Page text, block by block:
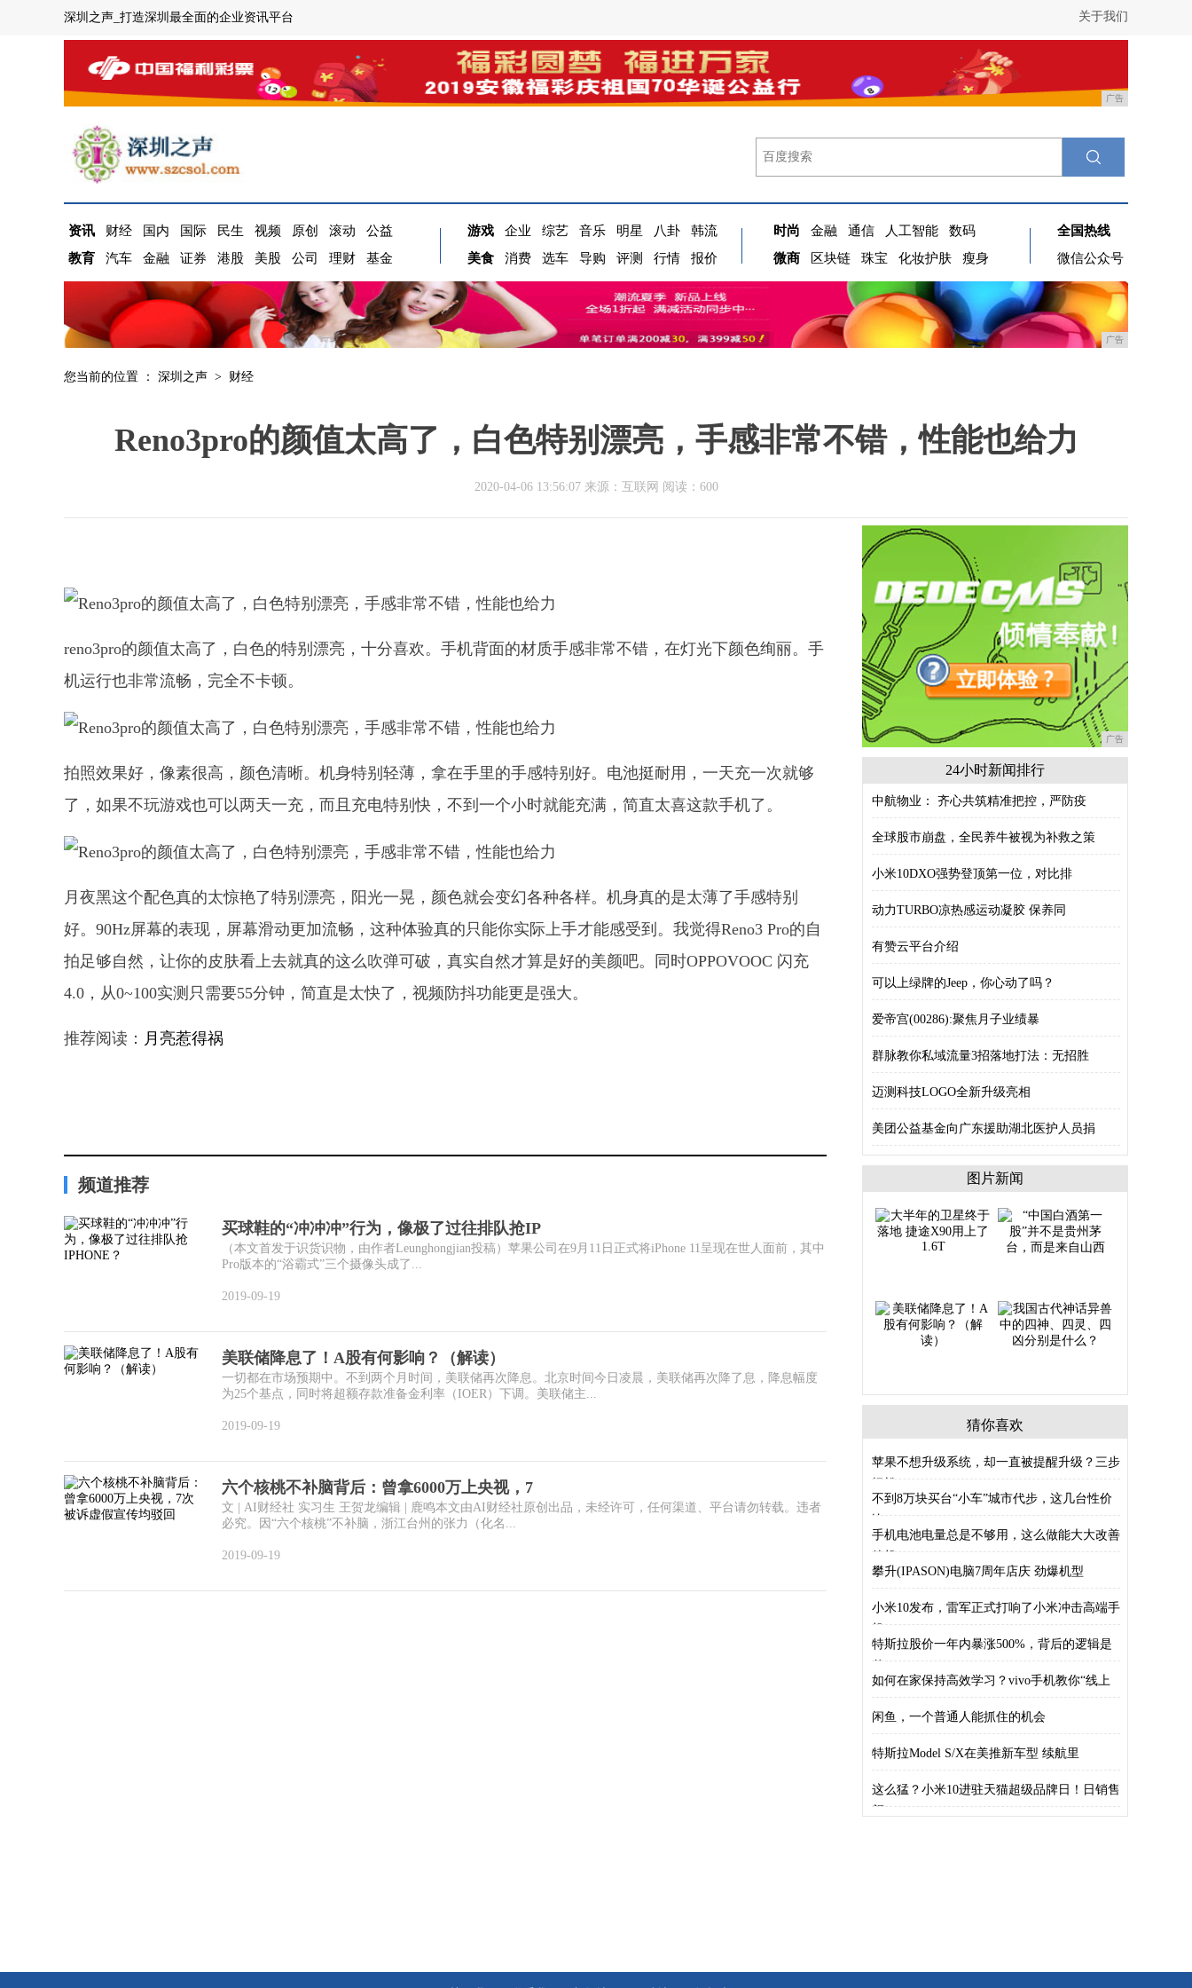
关于我们
深圳之声_打造深圳最全面的企业资讯平台
广告
资讯 财经 国内 国际 民生 视频 原创 滚动
公益
教育
汽车 金融 证券 港股 美股 公司 理财 基金
游戏 企业 综艺 音乐 明星 八卦
韩流
美食
消费 选车 导购 评测 行情 报价
时尚 金融 通信 人工智能
数码
微商
区块链 珠宝 化妆护肤 瘦身
全国热线
微信公众号
广告
您当前的位置 ： 深圳之声 > 财经
Reno3pro的颜值太高了，白色特别漂亮，手感非常不错，性能也给力
2020-04-06 13:56:07 来源：互联网 阅读：600
reno3pro的颜值太高了，白色的特别漂亮，十分喜欢。手机背面的材质手感非常不错，在灯光下颜色绚丽。手
机运行也非常流畅，完全不卡顿。
拍照效果好，像素很高，颜色清晰。机身特别轻薄，拿在手里的手感特别好。电池挺耐用，一天充一次就够
了，如果不玩游戏也可以两天一充，而且充电特别快，不到一个小时就能充满，简直太喜这款手机了。
月夜黑这个配色真的太惊艳了特别漂亮，阳光一晃，颜色就会变幻各种各样。机身真的是太薄了手感特别
好。90Hz屏幕的表现，屏幕滑动更加流畅，这种体验真的只能你实际上手才能感受到。我觉得Reno3 Pro的自
拍足够自然，让你的皮肤看上去就真的这么吹弹可破，真实自然才算是好的美颜吧。同时OPPOVOOC 闪充
4.0，从0~100实测只需要55分钟，简直是太快了，视频防抖功能更是强大。
推荐阅读： 月亮惹得祸
频道推荐
买球鞋的“冲冲冲”行为，像极了过往排队抢IP
（本文首发于识货识物，由作者Leunghongjian投稿）苹果公司在9月11日正式将iPhone 11呈现在世人面前，其中
Pro版本的“浴霸式”三个摄像头成了...
2019-09-19
美联储降息了！A股有何影响？（解读）
一切都在市场预期中。不到两个月时间，美联储再次降息。北京时间今日凌晨，美联储再次降了息，降息幅度
为25个基点，同时将超额存款准备金利率（IOER）下调。美联储主...
2019-09-19
六个核桃不补脑背后：曾拿6000万上央视，7
文 | AI财经社 实习生 王贺龙编辑 | 鹿鸣本文由AI财经社原创出品，未经许可，任何渠道、平台请勿转载。违者
必究。因“六个核桃”不补脑，浙江台州的张力（化名...
2019-09-19
广告
24小时新闻排行
中航物业： 齐心共筑精准把控，严防疫
全球股市崩盘，全民养牛被视为补救之策
小米10DXO强势登顶第一位，对比排
动力TURBO凉热感运动凝胶 保养同
有赞云平台介绍
可以上绿牌的Jeep，你心动了吗？
爱帝宫(00286):聚焦月子业绩暴
群脉教你私域流量3招落地打法：无招胜
迈测科技LOGO全新升级亮相
美团公益基金向广东援助湖北医护人员捐
图片新闻
猜你喜欢
苹果不想升级系统，却一直被提醒升级？三步
轻松
不到8万块买台“小车”城市代步，这几台性价
比
手机电池电量总是不够用，这么做能大大改善
待机
攀升(IPASON)电脑7周年店庆 劲爆机型
小米10发布，雷军正式打响了小米冲击高端手
机
特斯拉股价一年内暴涨500%，背后的逻辑是
什
如何在家保持高效学习？vivo手机教你“线上
闲鱼，一个普通人能抓住的机会
特斯拉Model S/X在美推新车型 续航里
这么猛？小米10进驻天猫超级品牌日！日销售
额